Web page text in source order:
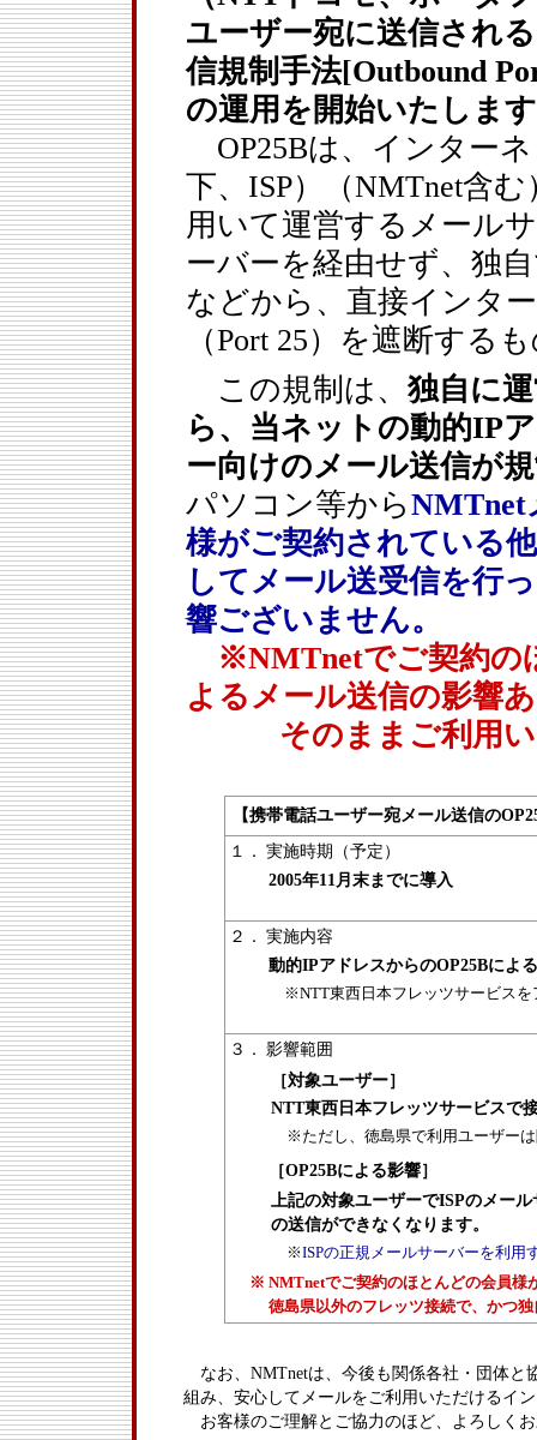
ユーザー宛に送信され
信規制手法[Outbound
の運用を開始いたしま
OP25Bは、インター
下、ISP）（NMTnet含
用いて運営するメール
ーバーを経由せず、独
などから、直接インタ
（Port 25）を遮断する
この規制は、 独自に
ら、当ネットの動的IP
ー向けのメール送信が
パソコン等からNMTnet
様がご契約されている
してメール送受信を行
響ございません。
※NMTnetでご契約の
よるメール送信の影響
そのままご利用い
【携帯電話ユーザー宛メール送信の
１． 実施時期（予定）
2005年11月末までに導入
２． 実施内容
動的IPアドレスからのOP25Bによ
※NTT東西日本フレッツサービスを
３． 影響範囲
［対象ユーザー］
NTT東西日本フレッツサービスで
※ただし、徳島県で利用ユーザー
［OP25Bによる影響］
上記の対象ユーザーでISPのメー
の送信ができなくなります。
※ISPの正規メールサーバーを利用
※ NMTnetでご契約のほとんどの会員様
徳島県以外のフレッツ接続で、かつ
なお、NMTnetは、今後も関係各社・団体と
組み、安心してメールをご利用いただけるイ
お客様のご理解とご協力のほど、よろしく